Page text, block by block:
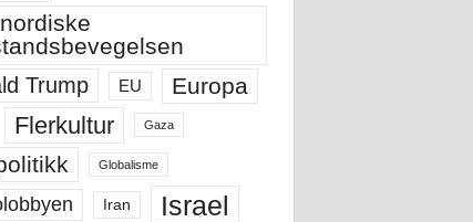
Trump EU Europa
Flerkultur Gaza
Globalisme
Iran Israel